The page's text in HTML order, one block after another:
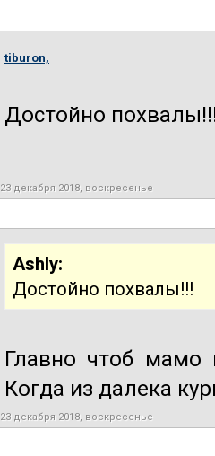
tiburon,
Достойно
23 декабря 2018, воскресенье
Ashly:
Достойно похвалы!!!
Главно чтоб мамо
Когда из далека
23 декабря 2018, воскресенье